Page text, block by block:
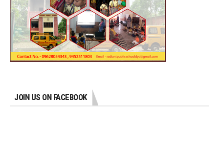
JOIN US ON FACEBOOK